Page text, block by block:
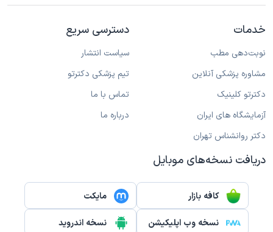
خدمات
نوبت‌دهی مطب
مشاوره پزشکی آنلاین
دکترتو کلینیک
آزمایشگاه های ایران
دکتر روانشناس تهران
دسترسی سریع
سیاست انتشار
تیم پزشکی دکترتو
تماس با ما
درباره ما
دریافت نسخه‌های موبایل
کافه بازار مایکت
نسخه وب اپلیکیشن نسخه اندروید